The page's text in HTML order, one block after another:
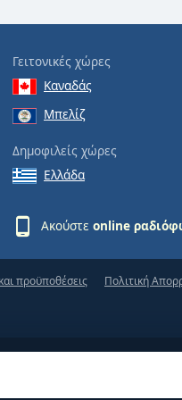
Γειτονικές χώρες
Καναδάς
Μπελίζ
Δημοφιλείς χώρες
Ελλάδα
Ακούστε online
προϋποθέσεις Πολιτική